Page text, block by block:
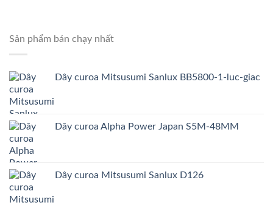
Sản phẩm bán chạy nhất
Dây curoa Mitsusumi Sanlux BB5800-1-luc-giac
Dây curoa Alpha Power Japan S5M-48MM
Dây curoa Mitsusumi Sanlux D126